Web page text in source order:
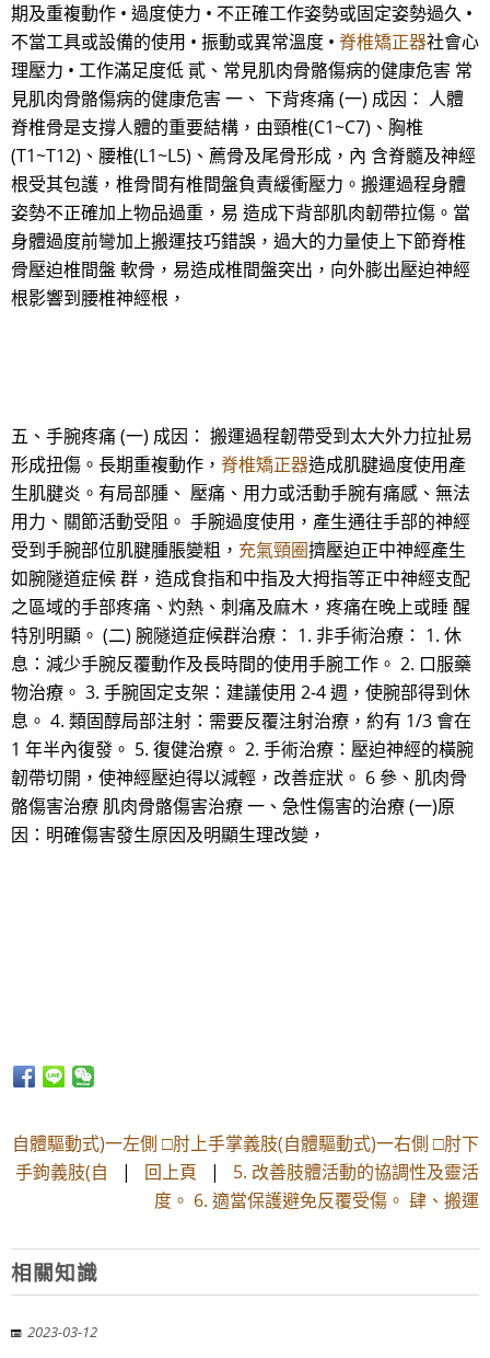
期及重複動作 • 過度使力 • 不正確工作姿勢或固定姿勢過久 •
不當工具或設備的使用 • 振動或異常溫度 • 脊椎矯正器社會心
理壓力 • 工作滿足度低 貳、常見肌肉骨骼傷病的健康危害 常
見肌肉骨骼傷病的健康危害 一、 下背疼痛 (一) 成因： 人體
脊椎骨是支撐人體的重要結構，由頸椎(C1~C7)、胸椎
(T1~T12)、腰椎(L1~L5)、薦骨及尾骨形成，內 含脊髓及神經
根受其包護，椎骨間有椎間盤負責緩衝壓力。搬運過程身體
姿勢不正確加上物品過重，易 造成下背部肌肉韌帶拉傷。當
身體過度前彎加上搬運技巧錯誤，過大的力量使上下節脊椎
骨壓迫椎間盤 軟骨，易造成椎間盤突出，向外膨出壓迫神經
根影響到腰椎神經根，
五、手腕疼痛 (一) 成因： 搬運過程韌帶受到太大外力拉扯易
形成扭傷。長期重複動作， 脊椎矯正器造成肌腱過度使用產
生肌腱炎。有局部腫、 壓痛、用力或活動手腕有痛感、無法
用力、關節活動受阻。 手腕過度使用，產生通往手部的神經
受到手腕部位肌腱腫脹變粗， 充氣頸圈擠壓迫正中神經產生
如腕隧道症候 群，造成食指和中指及大拇指等正中神經支配
之區域的手部疼痛、灼熱、刺痛及麻木，疼痛在晚上或睡 醒
特別明顯。 (二) 腕隧道症候群治療： 1. 非手術治療： 1. 休
息：減少手腕反覆動作及長時間的使用手腕工作。 2. 口服藥
物治療。 3. 手腕固定支架：建議使用 2-4 週，使腕部得到休
息。 4. 類固醇局部注射：需要反覆注射治療，約有 1/3 會在
1 年半內復發。 5. 復健治療。 2. 手術治療：壓迫神經的橫腕
韌帶切開，使神經壓迫得以減輕，改善症狀。 6 參、肌肉骨
骼傷害治療 肌肉骨骼傷害治療 一、急性傷害的治療 (一)原
因：明確傷害發生原因及明顯生理改變，
自體驅動式)一左側 □肘上手掌義肢(自體驅動式)一右側 □肘下
手鉤義肢(自 | 回上頁 | 5. 改善肢體活動的協調性及靈活
度。 6. 適當保護避免反覆受傷。 肆、搬運
相關知識
2023-03-12